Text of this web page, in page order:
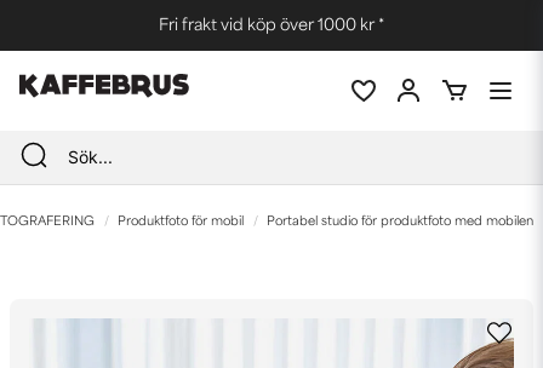
Fri frakt vid köp över 1000 kr *
Produktfoto för mobil Portabel studio för produktfoto med mobilen